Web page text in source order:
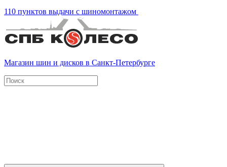
110 пунктов выдачи с шиномонтажом
Магазин шин и дисков в Санкт-Петербурге